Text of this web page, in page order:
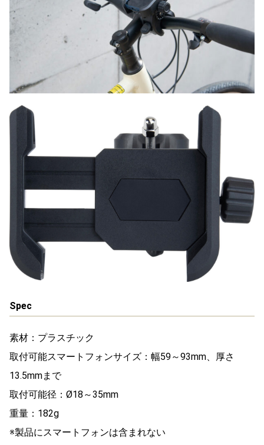
Spec
素材：プラスチック
取付可能スマートフォンサイズ：幅59～93mm、厚さ
13.5mmまで
取付可能径：Ø18～35mm
重量：182g
※製品にスマートフォンは含まれない